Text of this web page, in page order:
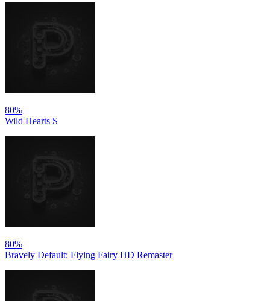
80%
Wild Hearts S
80%
Bravely Default: Flying Fairy HD Remaster